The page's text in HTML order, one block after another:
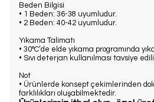
Beden Bilgisi
• 1 Beden: 36-38 uyumludur.
• 2 Beden: 40-42 uyumludur.
Yıkama Talimatı
• 30°C’de elde yıkama programında
• Sıvı deterjan kullanılması tavsiye
Not
• Ürünlerde konsept çekimlerinden
farklılıkları oluşabilmektedir.